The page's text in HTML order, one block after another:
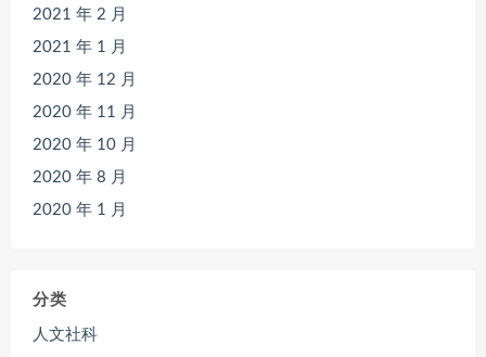
2021 年 2 月
2021 年 1 月
2020 年 12 月
2020 年 11 月
2020 年 10 月
2020 年 8 月
2020 年 1 月
分类
人文社科